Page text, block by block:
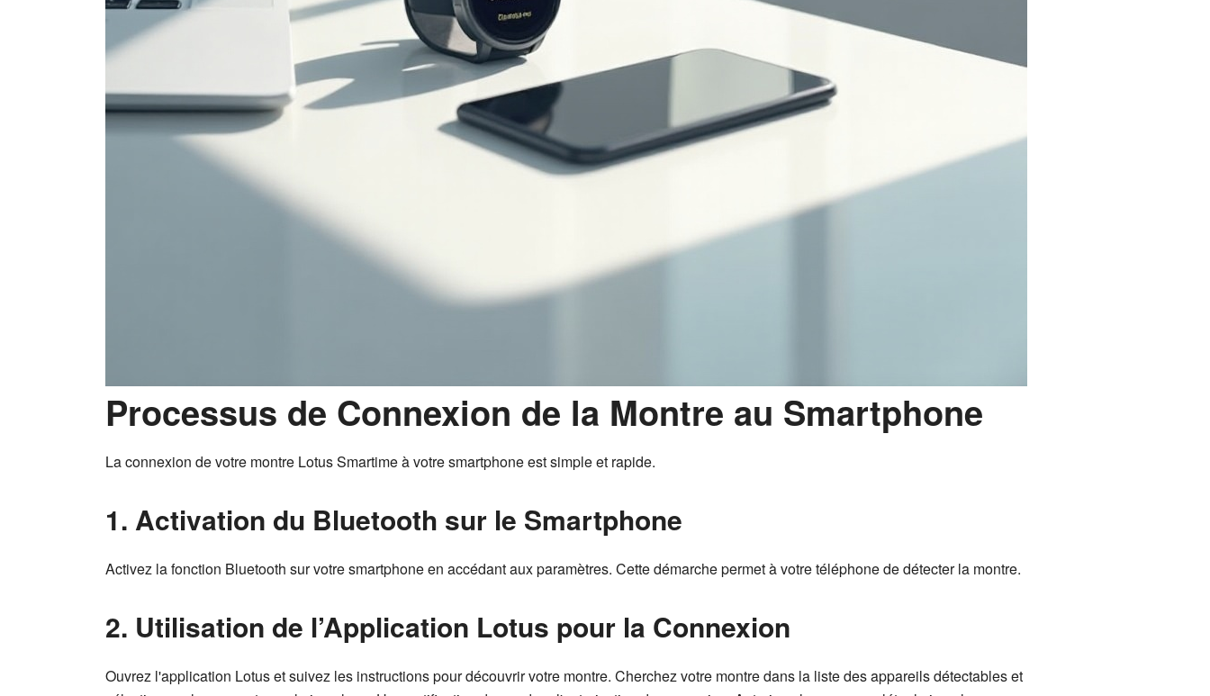
Processus de Connexion de la Montre au Smartphone
La connexion de votre montre Lotus Smartime à votre smartphone est simple et rapide.
1. Activation du Bluetooth sur le Smartphone
Activez la fonction Bluetooth sur votre smartphone en accédant aux paramètres. Cette démarche permet à votre téléphone de détecter la montre.
2. Utilisation de l’Application Lotus pour la Connexion
Ouvrez l'application Lotus et suivez les instructions pour découvrir votre montre. Cherchez votre montre dans la liste des appareils détectables et